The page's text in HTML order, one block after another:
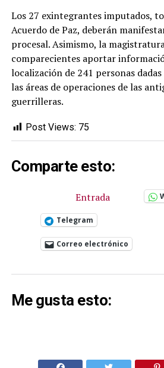
Los 27 exintegrantes imputados,
Acuerdo de Paz, deberán
procesal. Asimismo, la
comparecientes aportar
localización de 241 personas
las áreas de operaciones de las
guerrilleras.
Post Views: 75
Comparte esto:
Entrada
Telegram
Correo electrónico
Me gusta esto: